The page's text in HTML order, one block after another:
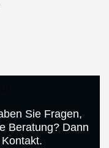
Sie Fragen,
Beratung? Dann